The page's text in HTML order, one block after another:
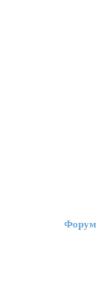
Форум